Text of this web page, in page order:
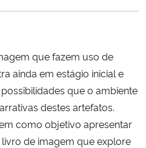
Direitos Humanos
que fazem uso de
ainda em estágio inicial e
que o ambiente
destes artefatos.
como objetivo apresentar
de imagem que explore